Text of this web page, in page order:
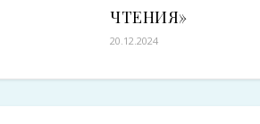
ЧТЕНИЯ»
20.12.2024